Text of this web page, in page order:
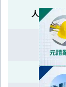
人感セン
風量
ドラ